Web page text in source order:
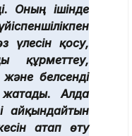
Оның ішінде
үлесін қосу,
құрметтеу,
белсенді
Алда
айқындайтын
атап өту